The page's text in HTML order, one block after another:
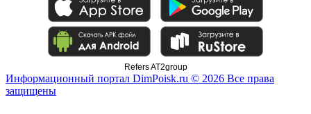
Refers AT2group
Информационный портал DimPoisk.ru © 2026 Все права
защищены